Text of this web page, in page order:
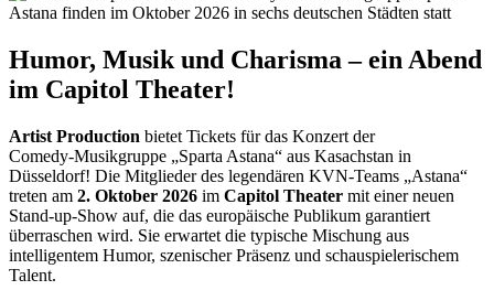
Humor, Musik und Charisma – ein Abend
im Capitol Theater!
Artist Production bietet Tickets für das Konzert der
Comedy‑Musikgruppe „Sparta Astana“ aus Kasachstan in
Düsseldorf! Die Mitglieder des legendären KVN‑Teams „Astana“
treten am 2. Oktober 2026 im Capitol Theater mit einer neuen
Stand‑up‑Show auf, die das europäische Publikum garantiert
überraschen wird. Sie erwartet die typische Mischung aus
intelligentem Humor, szenischer Präsenz und schauspielerischem
Talent.